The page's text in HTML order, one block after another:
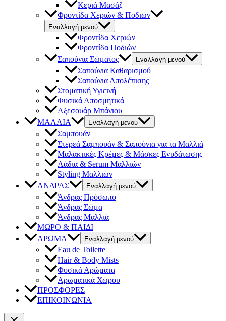
Κεριά Μασάζ
Φροντίδα Χεριών & Ποδιών
Εναλλαγή μενού
Φροντίδα Χεριών
Φροντίδα Ποδιών
Σαπούνια Σώματος
Εναλλαγή μενού
Σαπούνια Καθαρισμού
Σαπούνια Απολέπισης
Στοματική Υγιεινή
Φυσικά Αποσμητικά
Αξεσουάρ Μπάνιου
ΜΑΛΛΙΑ
Εναλλαγή μενού
Σαμπουάν
Στερεά Σαμπουάν & Σαπούνια για τα Μαλλιά
Μαλακτικές Κρέμες & Μάσκες Ενυδάτωσης
Λάδια & Serum Μαλλιών
Styling Μαλλιών
ΑΝΔΡΑΣ
Εναλλαγή μενού
Άνδρας Πρόσωπο
Άνδρας Σώμα
Άνδρας Μαλλιά
ΜΩΡΟ & ΠΑΙΔΙ
ΑΡΩΜΑ
Εναλλαγή μενού
Eau de Toilette
Hair & Body Mists
Φυσικά Αρώματα
Αρωματικά Χώρου
ΠΡΟΣΦΟΡΕΣ
ΕΠΙΚΟΙΝΩΝΙΑ